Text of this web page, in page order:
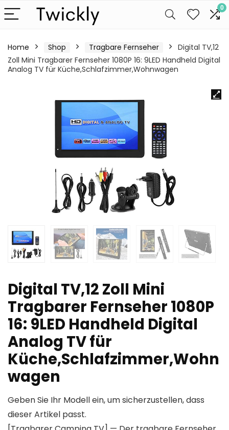
0
Home Shop Tragbare Fernseher
Digital TV,12
Zoll Mini Tragbarer Fernseher 1080P 16: 9LED Handheld Digital
Analog TV für Küche,Schlafzimmer,Wohnwagen
Digital TV,12 Zoll Mini
Tragbarer Fernseher 1080P
16: 9LED Handheld Digital
Analog TV für
Küche,Schlafzimmer,Wohn
wagen
Geben Sie Ihr Modell ein, um sicherzustellen, dass
dieser Artikel passt.